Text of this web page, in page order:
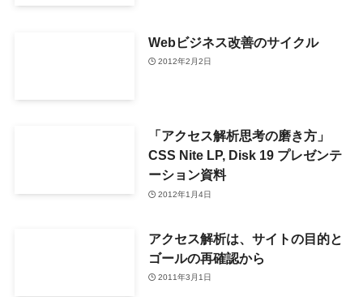
Webビジネス改善のサイクル
2012年2月2日
「アクセス解析思考の磨き方」
CSS Nite LP, Disk 19 プレゼンテ
ーション資料
2012年1月4日
アクセス解析は、サイトの目的と
ゴールの再確認から
2011年3月1日